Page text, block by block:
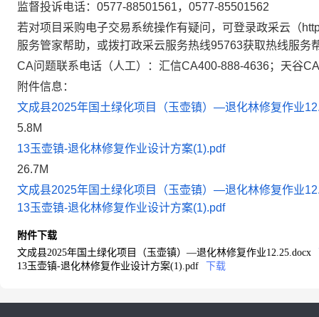
监督投诉电话：0577-88501561，0577-85501562
若对项目采购电子交易系统操作有疑问，可登录政采云（
服务管家帮助，或拨打政采云服务热线95763获取热线服务
CA问题联系电话（人工）：汇信CA400-888-4636；天谷
附件信息：
文成县2025年国土绿化项目（玉壶镇）—退化林修复作业
5.8M
13玉壶镇-退化林修复作业设计方案(1).pdf
26.7M
文成县2025年国土绿化项目（玉壶镇）—退化林修复作业
13玉壶镇-退化林修复作业设计方案(1).pdf
附件下载
文成县2025年国土绿化项目（玉壶镇）—退化林修复作业12.25.docx
13玉壶镇-退化林修复作业设计方案(1).pdf
下载